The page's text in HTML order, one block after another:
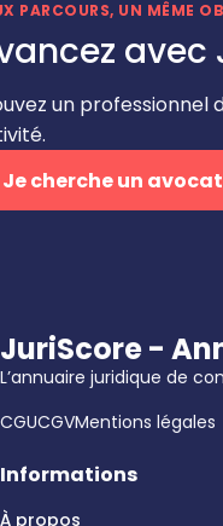
PARCOURS, UN MÊME
avec
un
Je cherche un avocat
JuriScore -
L’annuaire juridique de
CGUCGVMentions légales
Informations
À propos